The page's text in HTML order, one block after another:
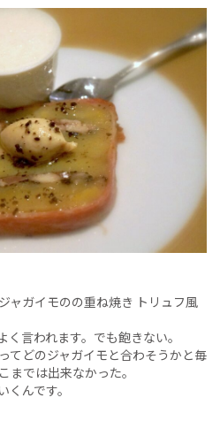
ャガイモのの重ね焼き トリュフ風
く言われます。でも飽きない。
てどのジャガイモと合わそうかと毎
までは出来なかった。
んです。